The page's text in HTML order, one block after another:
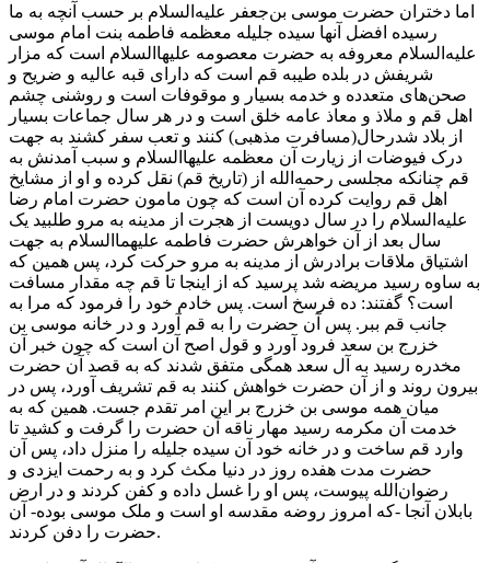
اما دختران حضرت موسی بن‌جعفر علیه‌السلام بر حسب آنچه به ما
رسیده افضل آنها سیده جلیله معظمه فاطمه بنت امام موسی‌
علیه‌السلام معروفه به حضرت معصومه علیها‌السلام است که مزار
شریفش در بلده طیبه قم است که دارای قبه عالیه و ضریح و
صحن‌های متعدده و خدمه بسیار و موقوفات است و روشنی چشم
اهل قم و ملاذ و معاذ عامه خلق است و در هر سال جماعات بسیار
از بلاد شدرحال(مسافرت مذهبی) کنند و تعب سفر کشند به جهت
درک فیوضات از زیارت آن معظمه علیهاالسلام و سبب آمدنش به
قم چنانکه مجلسی رحمه‌الله از (تاریخ قم) نقل کرده و او از مشایخ
اهل قم روایت کرده آن است که چون مامون حضرت امام رضا
علیه‌السلام را در سال دویست از هجرت از مدینه به مرو طلبید یک
سال بعد از آن خواهرش حضرت فاطمه علیهماالسلام به جهت
اشتیاق ملاقات برادرش از مدینه به مرو حرکت کرد، پس همین که
به ساوه رسید مریضه شد پرسید که از اینجا تا قم چه مقدار مسافت
است؟ گفتند: ده فرسخ است. پس خادم خود را فرمود که مرا به
جانب قم ببر. پس آن حضرت را به قم آورد و در خانه موسی بن
خزرج بن سعد فرود آورد و قول اصح آن است که چون خبر آن
مخدره رسید به آل سعد همگی متفق شدند که به قصد آن حضرت
بیرون روند و از آن حضرت خواهش کنند به قم تشریف آورد، پس در
میان همه موسی بن خزرج بر این امر تقدم جست. همین که به
خدمت آن مکرمه رسید مهار ناقه آن حضرت را گرفت و کشید تا
وارد قم ساخت و در خانه خود آن سیده جلیله را منزل داد، پس آن
حضرت مدت هفده روز در دنیا مکث کرد و به رحمت ایزدی و
رضوان‌الله پیوست، پس او را غسل داده و کفن کردند و در ارض
بابلان آنجا -که امروز روضه مقدسه او است و ملک موسی بوده- آن
حضرت را دفن کردند.